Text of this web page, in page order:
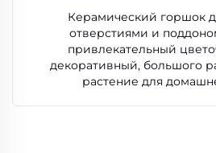
Керамический горшок
отверстиями и
привлекательный
декоративный, большого
растение для